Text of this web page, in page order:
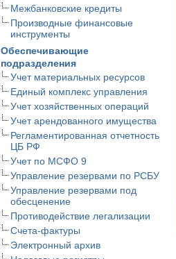
Межбанковские кредиты
Производные финансовые
инструменты
Обеспечивающие
подразделения
Учет материальных ресурсов
Единый комплекс управления
Учет хозяйственных операций
Учет арендованного имущества
Регламентированная отчетность
ЦБ РФ
Учет по МСФО 9
Управление резервами по РСБУ
Управление резервами под
обесценение
Противодействие легализации
Счета-фактуры
Электронный архив